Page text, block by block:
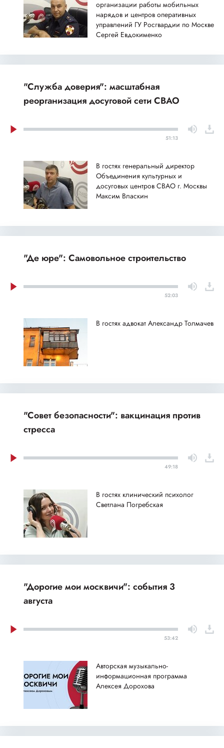
организации работы мобильных
нарядов и центров оперативных
управлений ГУ Росгвардии по Москве
Сергей Евдокименко
"Служба доверия": масштабная
реорганизация досуговой сети СВАО
51:13
В гостях генеральный директор
Объединения культурных и
досуговых центров СВАО г. Москвы
Максим Власкин
"Де юре": Самовольное строительство
52:03
В гостях адвокат Александр Толмачев
"Совет безопасности": вакцинация против
стресса
49:18
В гостях клинический психолог
Светлана Погребская
"Дорогие мои москвичи": события 3
августа
53:42
Авторская музыкально-
информационная программа
Алексея Дорохова